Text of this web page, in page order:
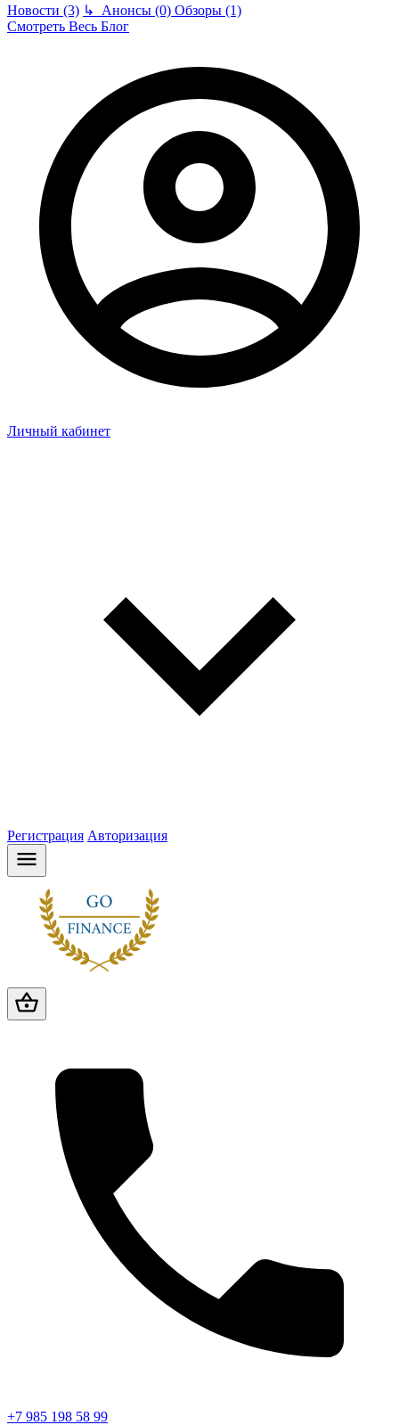
Новости (3) ↳ Анонсы (0) Обзоры (1)
Смотреть Весь Блог
Личный кабинет
Регистрация Авторизация
+7 985 198 58 99